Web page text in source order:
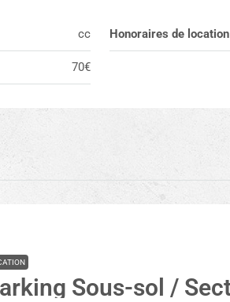
cc Honoraires de location
70€